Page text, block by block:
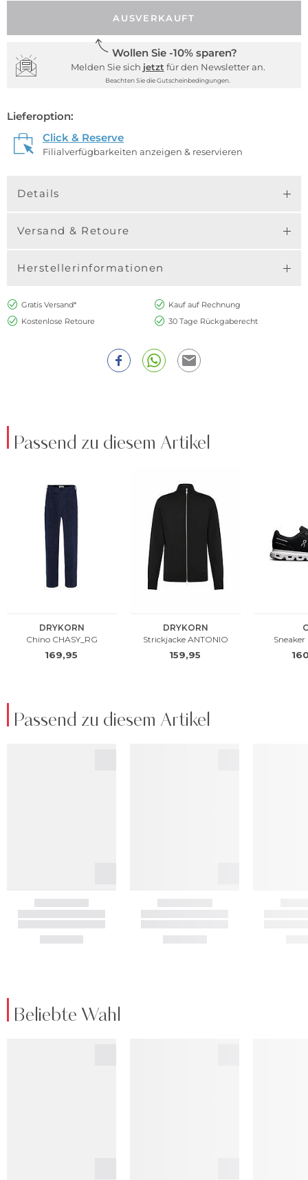
AUSVERKAUFT
Wollen Sie -10% sparen?
Melden Sie sich jetzt für den Newsletter an.
Beachten Sie die Gutscheinbedingungen.
Lieferoption:
Click & Reserve
Filialverfügbarkeiten anzeigen & reservieren
Details
Versand & Retoure
Herstellerinformationen
Gratis Versand*
Kauf auf Rechnung
Kostenlose Retoure
30 Tage Rückgaberecht
Passend zu diesem Artikel
Passend zu diesem Artikel
Beliebte Wahl